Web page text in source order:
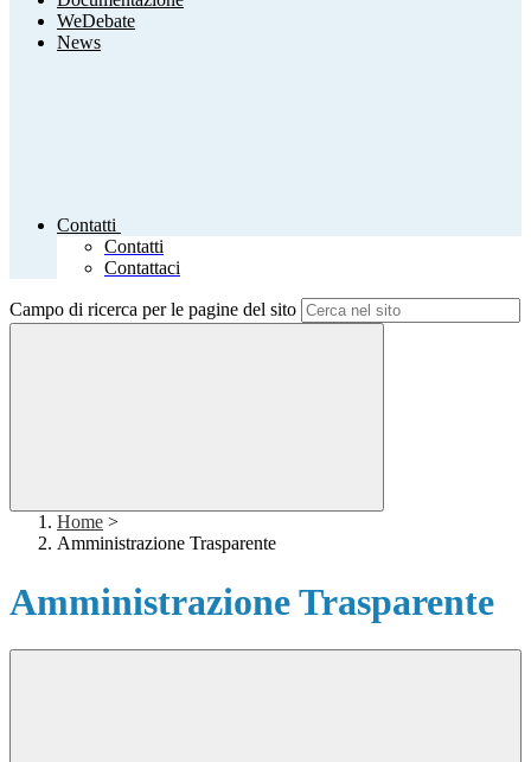
WeDebate
News
Contatti
Contatti
Contattaci
Campo di ricerca per le pagine del sito
Home >
Amministrazione Trasparente
Amministrazione Trasparente